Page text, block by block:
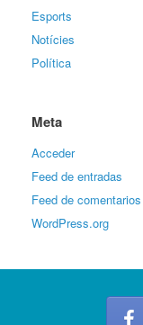
Esports
Notícies
Política
Meta
Acceder
Feed de entradas
Feed de comentarios
WordPress.org